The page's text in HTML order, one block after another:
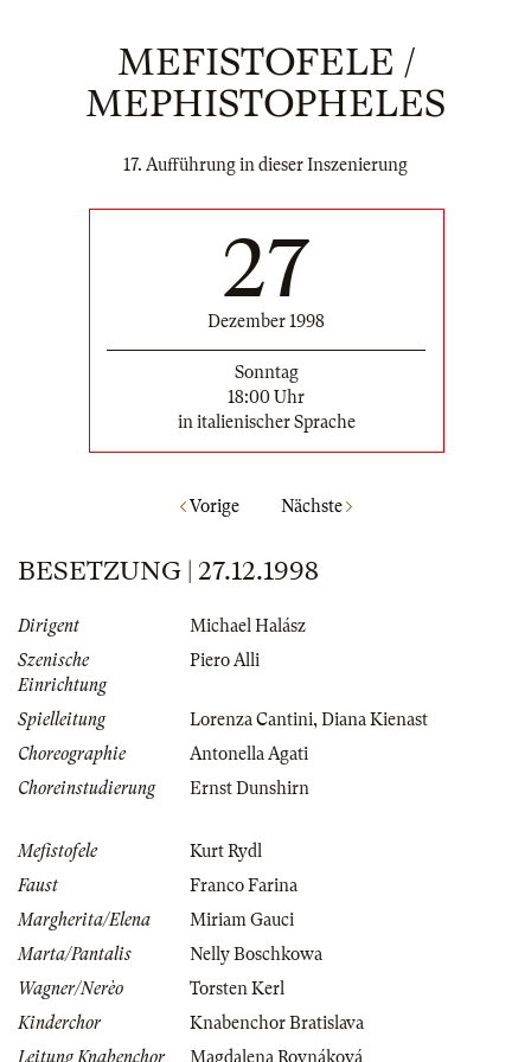
MEFISTOFELE /
MEPHISTOPHELES
17. Aufführung in dieser Inszenierung
27
Dezember 1998
Sonntag
18:00 Uhr
in italienischer Sprache
Vorige Nächste
BESETZUNG | 27.12.1998
Dirigent
Michael Halász
Szenische
Einrichtung
Piero Alli
Spielleitung Lorenza Cantini,Diana Kienast
Choreographie
Antonella Agati
Choreinstudierung
Ernst Dunshirn
Mefistofele
Kurt Rydl
Faust
Franco Farina
Margherita/Elena
Miriam Gauci
Marta/Pantalis
Nelly Boschkowa
Wagner/Nerèo
Torsten Kerl
Kinderchor
Knabenchor Bratislava
Leitung Knabenchor
Magdalena Rovnáková